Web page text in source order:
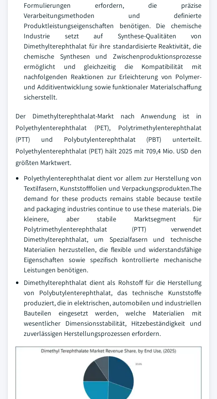
Formulierungen erfordern, die präzise
Verarbeitungsmethoden und definierte
Produktleistungseigenschaften benötigen. Die chemische
Industrie setzt auf Synthese-Qualitäten von
Dimethylterephthalat für ihre standardisierte Reaktivität, die
chemische Synthesen und Zwischenproduktionsprozesse
ermöglicht und gleichzeitig die Kompatibilität mit
nachfolgenden Reaktionen zur Erleichterung von Polymer-
und Additiventwicklung sowie funktionaler Materialschaffung
sicherstellt.
Der Dimethylterephthalat-Markt nach Anwendung ist in
Polyethylenterephthalat (PET), Polytrimethylenterephthalat
(PTT) und Polybutylenterephthalat (PBT) unterteilt.
Polyethylenterephthalat (PET) hält 2025 mit 709,4 Mio. USD den
größten Marktwert.
Polyethylenterephthalat dient vor allem zur Herstellung von
Textilfasern, Kunststofffolien und Verpackungsprodukten.The
demand for these products remains stable because textile
and packaging industries continue to use these materials. Die
kleinere, aber stabile Marktsegment für
Polytrimethylenterephthalat (PTT) verwendet
Dimethylterephthalat, um Spezialfasern und technische
Materialien herzustellen, die flexible und widerstandsfähige
Eigenschaften sowie spezifisch kontrollierte mechanische
Leistungen benötigen.
Dimethylterephthalat dient als Rohstoff für die Herstellung
von Polybutylenterephthalat, das technische Kunststoffe
produziert, die in elektrischen, automobilen und industriellen
Bauteilen eingesetzt werden, welche Materialien mit
wesentlicher Dimensionsstabilität, Hitzebeständigkeit und
zuverlässigen Herstellungsprozessen erfordern.